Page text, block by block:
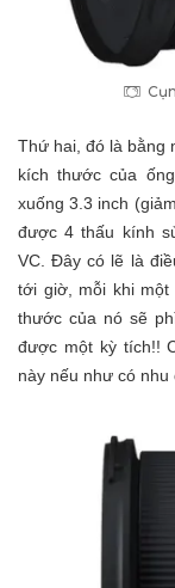
Thứ hai, đó là bằng
kích thước của
xuống 3.3 inch
được 4 thấu kính
VC. Đây có lẽ là
tới giờ, mỗi khi
thước của nó sẽ
được một kỳ tích!!
này nếu như có nhu